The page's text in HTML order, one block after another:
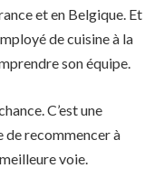
et en Belgique. Et
de cuisine à la
son équipe.
C’est une
de recommencer à
voie.